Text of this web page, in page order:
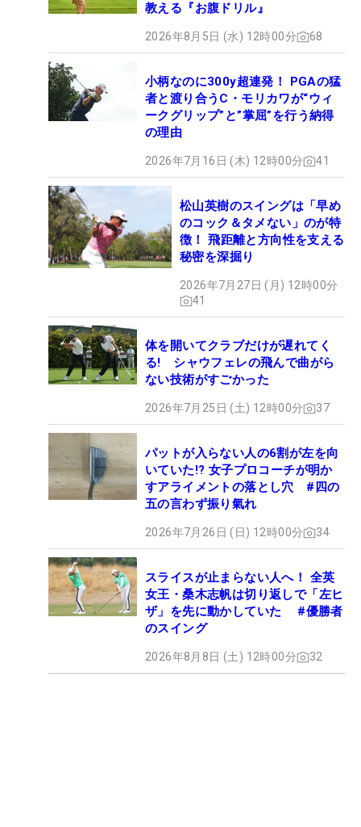
教える『お腹ドリル』
2026年8月5日 (水) 12時00分 68
小柄なのに300y超連発！ PGAの猛
者と渡り合うC・モリカワが“ウィ
ークグリップ”と”掌屈”を行う納得
の理由
2026年7月16日 (木) 12時00分 41
松山英樹のスイングは「早め
のコック＆タメない」のが特
徴！ 飛距離と方向性を支える
秘密を深掘り
2026年7月27日 (月) 12時00分
41
体を開いてクラブだけが遅れてく
る! シャウフェレの飛んで曲がら
ない技術がすごかった
2026年7月25日 (土) 12時00分 37
パットが入らない人の6割が左を向
いていた!? 女子プロコーチが明か
すアライメントの落とし穴 #四の
五の言わず振り氣れ
2026年7月26日 (日) 12時00分 34
スライスが止まらない人へ！ 全英
女王・桑木志帆は切り返しで「左ヒ
ザ」を先に動かしていた #優勝者
のスイング
2026年8月8日 (土) 12時00分 32